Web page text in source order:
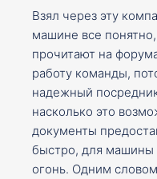
Взял через эту
машине все
прочитают на
работу команды,
надежный
насколько это
документы
быстро, для машины
огонь. Одним